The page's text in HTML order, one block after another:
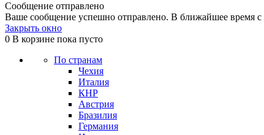
Сообщение отправлено
Ваше сообщение успешно отправлено. В ближайшее время
Закрыть окно
0 В корзине пока пусто
По странам
Чехия
Италия
КНР
Австрия
Бразилия
Германия